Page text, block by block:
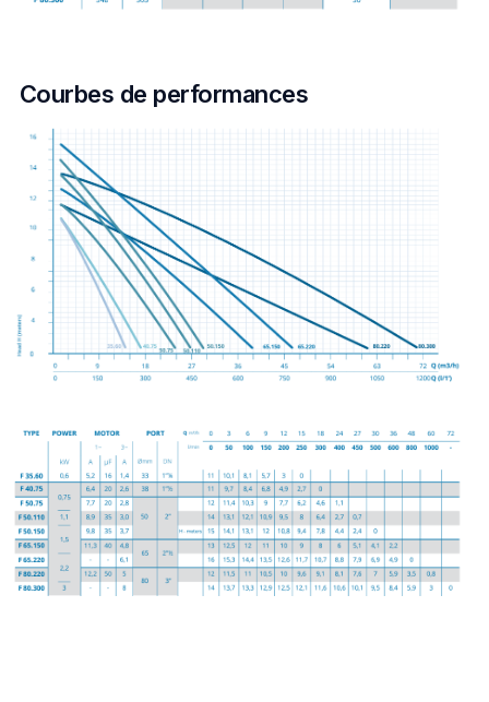
Courbes de performances